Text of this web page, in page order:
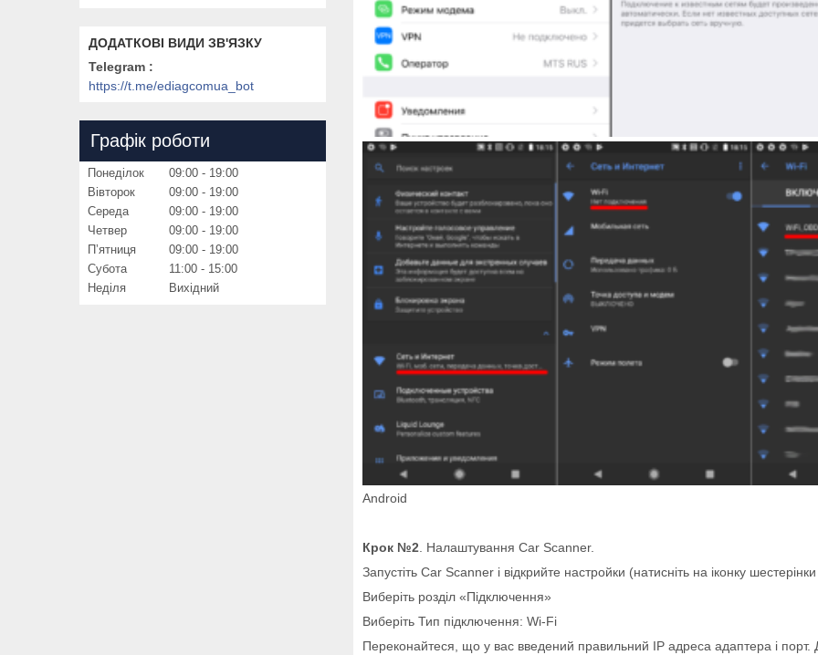
Android
Крок №2. Налаштування Car Scanner.
Запустіть Car Scanner і відкрийте настройки (натисніть на іконку
Виберіть розділ «Підключення»
Виберіть Тип підключення: Wi-Fi
Переконайтеся, що у вас введений правильний IP адреса адаптера і порт.
Telegram
https://t.me/ediagcomua_bot
Графік роботи
Понеділок 09:00
19:00
Вівторок
09:00
19:00
Середа
09:00
19:00
Четвер
09:00
19:00
Пʼятниця
09:00
19:00
Субота
11:00
15:00
Неділя
Вихідний